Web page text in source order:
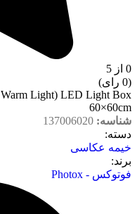
0 از 5
(0 رای)
Light) LED Light Box
60×60cm
شناسه: 137006020
دسته‌:
خیمه عکاسی
برند:
فوتوکس - Photox